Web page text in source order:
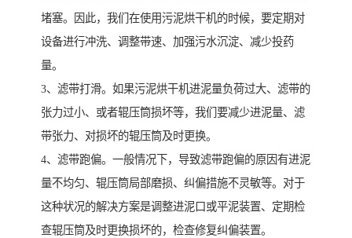
堵塞。因此，我们在使用污泥烘干机的时候，要定期对
设备进行冲洗、调整带速、加强污水沉淀、减少投药
量。
3、滤带打滑。如果污泥烘干机进泥量负荷过大、滤带的
张力过小、或者辊压筒损坏等，我们要减少进泥量、滤
带张力、对损坏的辊压筒及时更换。
4、滤带跑偏。一般情况下，导致滤带跑偏的原因有进泥
量不均匀、辊压筒局部磨损、纠偏措施不灵敏等。对于
这种状况的解决方案是调整进泥口或平泥装置、定期检
查辊压筒及时更换损坏的，检查修复纠偏装置。